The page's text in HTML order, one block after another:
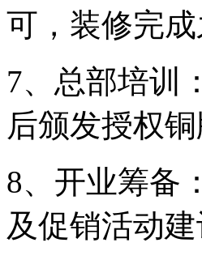
可，装修完
7、总部培训
后颁发授权
8、开业筹备
及促销活动